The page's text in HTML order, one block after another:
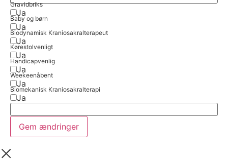
Gravidbriks
Ja
Baby og børn
Ja
Biodynamisk Kraniosakralterapeut
Ja
Kørestolvenligt
Ja
Handicapvenlig
Ja
Weekeenåbent
Ja
Biomekanisk Kraniosakralterapi
Ja
Gem ændringer